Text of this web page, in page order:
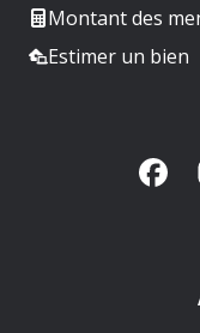
Montant des
Estimer un bien